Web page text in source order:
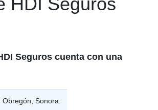
Seguros cuenta con una
Sonora.